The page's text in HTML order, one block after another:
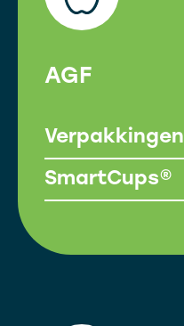
AGF
Verpakkingen
SmartCups®